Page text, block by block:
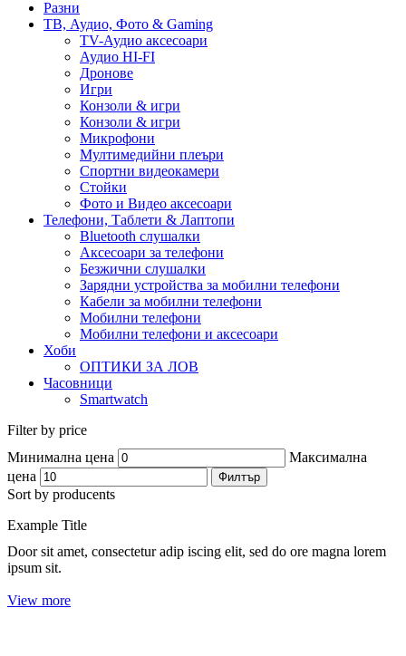
Разни
ТВ, Аудио, Фото & Gaming
TV-Аудио аксесоари
Аудио HI-FI
Дронове
Игри
Конзоли & игри
Конзоли & игри
Микрофони
Мултимедийни плеъри
Спортни видеокамери
Стойки
Фото и Видео аксесоари
Телефони, Таблети & Лаптопи
Bluetooth слушалки
Аксесоари за телефони
Безжични слушалки
Зарядни устройства за мобилни телефони
Кабели за мобилни телефони
Мобилни телефони
Мобилни телефони и аксесоари
Хоби
ОПТИКИ ЗА ЛОВ
Часовници
Smartwatch
Filter by price
Минимална цена
Максимална
цена
Филтър
Sort by producents
Example Title
Door sit amet, consectetur adip iscing elit, sed do ore magna lorem
ipsum sit.
View more